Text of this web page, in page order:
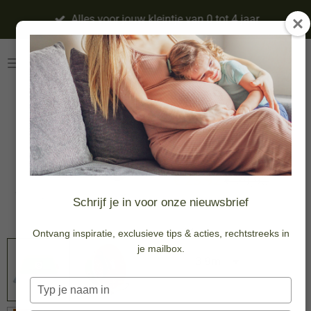
Schrijf je in voor onze nieuwsbrief
Ontvang inspiratie, exclusieve tips & acties, rechtstreeks in
je mailbox.
Typ
je
direct
de
hoofdinhoud
Alles voor jouw kleintje van 0 tot 4 jaar
Bob Mini Leaf
-20%
€ 23,92
Maat